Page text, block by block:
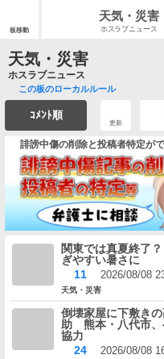
板移動
天気・災害
ホスラブニュース
天気・災害
ホスラブニュース
この板のローカルルール
ｺﾒﾝﾄ順
更新
誹謗中傷の削除と投稿者特定が
関東では真夏終了
ぎやすい暑さに
11
2026/08/08
天気・災害
倒壊家屋に下敷き
助 熊本・八代市、
協力
24
2026/08/08